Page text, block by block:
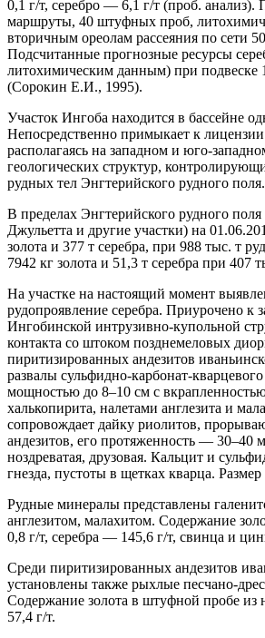
0,1 г/т, серебро — 6,1 г/т (проб. анализ).
маршруты, 40 штуфных проб,
вторичным ореолам рассеяния по сети
Подсчитанные прогнозные ресурсы
литохимическим данным) при подвеске
(Сорокин Е.И., 1995).
Участок Ингоба находится в бассейне
Непосредственно примыкает к
располагаясь на западном и юго-
геологических структур,
рудных тел Энгтерийского рудного поля.
В пределах Энгтерийского рудного
Джульетта и другие участки) на
золота и 377 т серебра, при 988 тыс. т
7942 кг золота и 51,3 т серебра при 407
На участке на настоящий момент
рудопроявление серебра. Приурочено к
Ингобинской интрузивно-купольной
контакта со штоком позднемеловых
пиритизированных андезитов
развалы сульфидно-карбонат-
мощностью до 8–10 см с
халькопирита, налетами англезита и
сопровождает дайку риолитов,
андезитов, его протяженность — 30–40
ноздреватая, друзовая. Кальцит и
гнезда, пустоты в щетках кварца. Размер
Рудные минералы представлены
англезитом, малахитом. Содержание
0,8 г/т, серебра — 145,6 г/т, свинца и
Среди пиритизированных андезитов
установлены также рыхлые песчано-
Содержание золота в штуфной пробе из
57,4 г/т.